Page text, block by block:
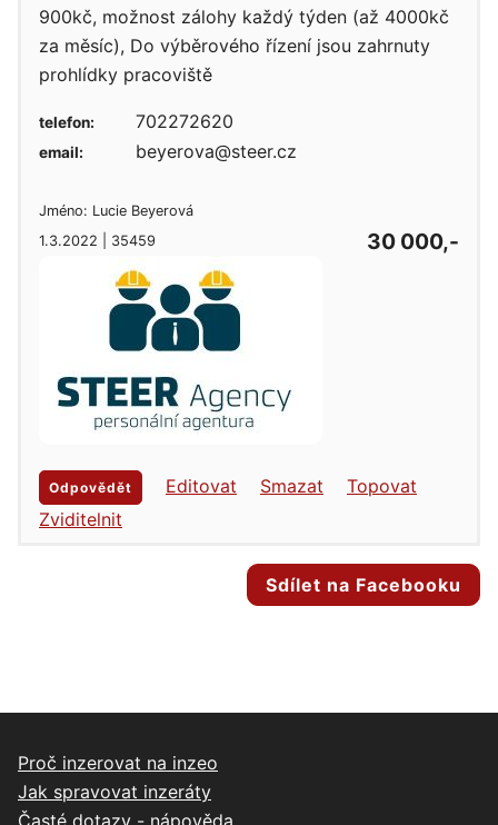
900kč, možnost zálohy každý týden (až 4000kč
za měsíc), Do výběrového řízení jsou zahrnuty
prohlídky pracoviště
Jméno: Lucie Beyerová
1.3.2022 | 35459
30 000,-
telefon: 702272620
email: beyerova@steer.cz
Odpovědět Editovat Smazat
Topovat
Zviditelnit
Sdílet na Facebooku
Proč inzerovat na inzeo
Jak spravovat inzeráty